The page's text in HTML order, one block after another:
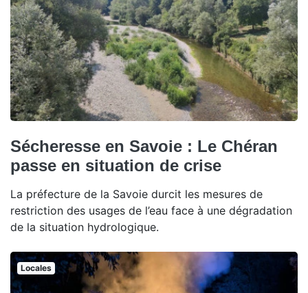
Sécheresse en Savoie : Le Chéran
passe en situation de crise
La préfecture de la Savoie durcit les mesures de
restriction des usages de l’eau face à une dégradation
de la situation hydrologique.
Locales